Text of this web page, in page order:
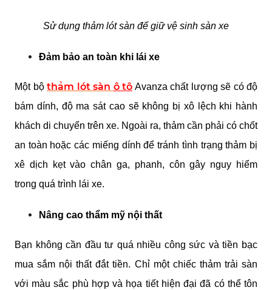
Sử dụng thảm lót sàn để giữ vệ sinh sàn xe
Đảm bảo an toàn khi lái xe
Một bộ thảm lót sàn ô tô Avanza chất lượng sẽ có độ
bám dính, độ ma sát cao sẽ không bị xô lệch khi hành
khách di chuyển trên xe. Ngoài ra, thảm cần phải có chốt
an toàn hoặc các miếng dính để tránh tình trạng thảm bị
xê dịch kẹt vào chân ga, phanh, côn gây nguy hiểm
trong quá trình lái xe.
Nâng cao thẩm mỹ nội thất
Bạn không cần đầu tư quá nhiều công sức và tiền bạc
mua sắm nội thất đắt tiền. Chỉ một chiếc thảm trải sàn
với màu sắc phù hợp và họa tiết hiện đại đã có thể tôn